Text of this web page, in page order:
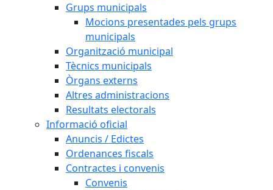
Grups municipals
Mocions presentades pels grups
municipals
Organització municipal
Tècnics municipals
Òrgans externs
Altres administracions
Resultats electorals
Informació oficial
Anuncis / Edictes
Ordenances fiscals
Contractes i convenis
Convenis